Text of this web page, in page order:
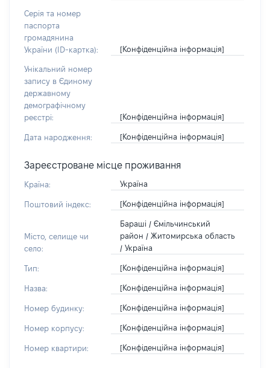
Серія та номер
паспорта
громадянина
України (ID-картка):
[Конфіденційна інформація]
Унікальний номер
запису в Єдиному
державному
демографічному
реєстрі:
[Конфіденційна інформація]
Дата народження: [Конфіденційна інформація]
Зареєстроване місце проживання
Країна: Україна
Поштовий індекс: [Конфіденційна інформація]
Місто, селище чи
село:
Бараші / Ємільчинський
район / Житомирська область
/ Україна
Тип: [Конфіденційна інформація]
Назва: [Конфіденційна інформація]
Номер будинку: [Конфіденційна інформація]
Номер корпусу: [Конфіденційна інформація]
Номер квартири: [Конфіденційна інформація]